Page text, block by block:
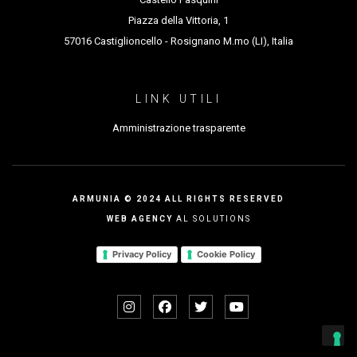
progetto Resi-Dance con la nuova produzione
Re_Play mentre con The Tik Tok project vince il bando
Piazza della Vittoria, 1
57016 Castiglioncello - Rosignano M.mo (LI), Italia
LINK UTILI
Amministrazione trasparente
ARMUNIA © 2024 ALL RIGHTS RESERVED
WEB AGENCY AL SOLUTIONS
Privacy Policy Cookie Policy